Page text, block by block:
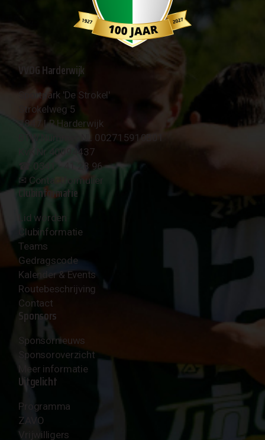
VVOG Harderwijk
Sportpark 'De Strokel'
Strokelweg 5
3847 LR Harderwijk
BTW Nummer NL 002715910B01
KvK Nr 40094437
☎︎ 0341 - 41 28 96
✉︎ Contactformulier
Clubinformatie
Lid worden
Clubinformatie
Teams
Gedragscode
Kalender & Events
Routebeschrijving
Contact
Sponsors
Sponsornieuws
Sponsoroverzicht
Meer informatie
Uitgelicht
Programma
ZAVO
Vrijwilligers